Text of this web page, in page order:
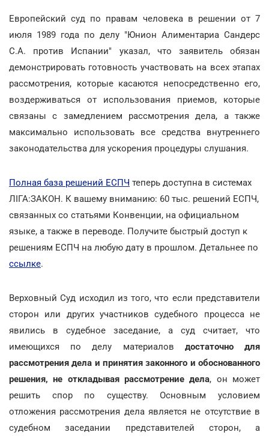
Европейский суд по правам человека в решении от 7
июля 1989 года по делу "Юнион Алиментариа Сандерс
С.А. против Испании" указал, что заявитель обязан
демонстрировать готовность участвовать на всех этапах
рассмотрения, которые касаются непосредственно его,
воздерживаться от использования приемов, которые
связаны с замедлением рассмотрения дела, а также
максимально использовать все средства внутреннего
законодательства для ускорения процедуры слушания.
Полная база решений ЕСПЧ теперь доступна в системах
ЛІГА:ЗАКОН. К вашему вниманию: 60 тыс. решений ЕСПЧ,
связанных со статьями Конвенции, на официальном
языке, а также в переводе. Получите быстрый доступ к
решениям ЕСПЧ на любую дату в прошлом. Детальнее по
ссылке.
Верховный Суд исходил из того, что если представители
сторон или других участников судебного процесса не
явились в судебное заседание, а суд считает, что
имеющихся по делу материалов достаточно для
рассмотрения дела и принятия законного и обоснованного
решения, не откладывая рассмотрение дела, он может
решить спор по существу. Основным условием
отложения рассмотрения дела является не отсутствие в
судебном заседании представителей сторон, а